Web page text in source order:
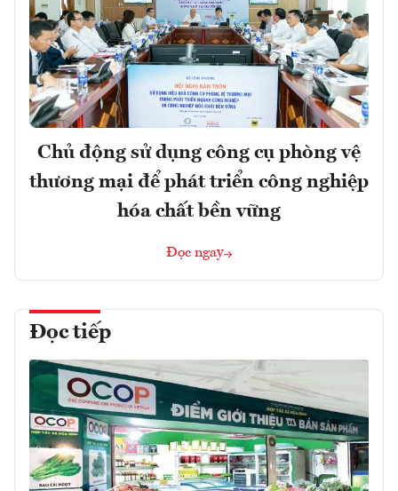
Chủ động sử dụng công cụ phòng vệ
thương mại để phát triển công nghiệp
hóa chất bền vững
Đọc ngay
Đọc tiếp